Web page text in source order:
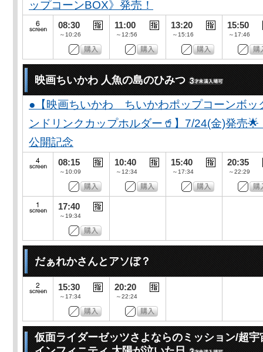
ップコーンBOX》発売！
08:30
～10:26
11:00
～12:56
13:20
～15:16
15:50
～17:46
映画ちいかわ 人魚の島のひみつ
●【映画ちいかわ ちいかわポップコーンボ
ンドリンクカップホルダー🥤】7/24(金)発売
公開記念
08:15
～10:09
10:40
～12:34
15:40
～17:34
20:35
～22:29
17:40
～19:34
だぁれかさんとアソぼ？
15:30
～17:34
20:20
～22:24
仮面ライダーゼッツさよならのミッション/超